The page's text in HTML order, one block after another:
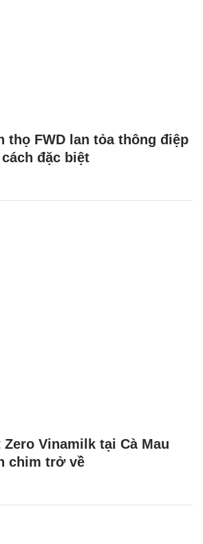
thọ FWD lan tỏa thông điệp
đặc biệt
Vinamilk tại Cà Mau
chim trở về